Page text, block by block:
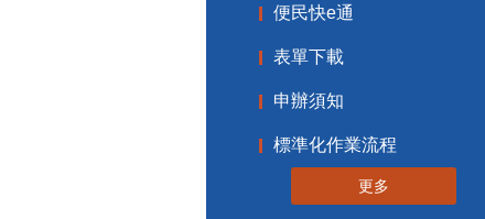
便民快e通
表單下載
申辦須知
標準化作業流程
更多